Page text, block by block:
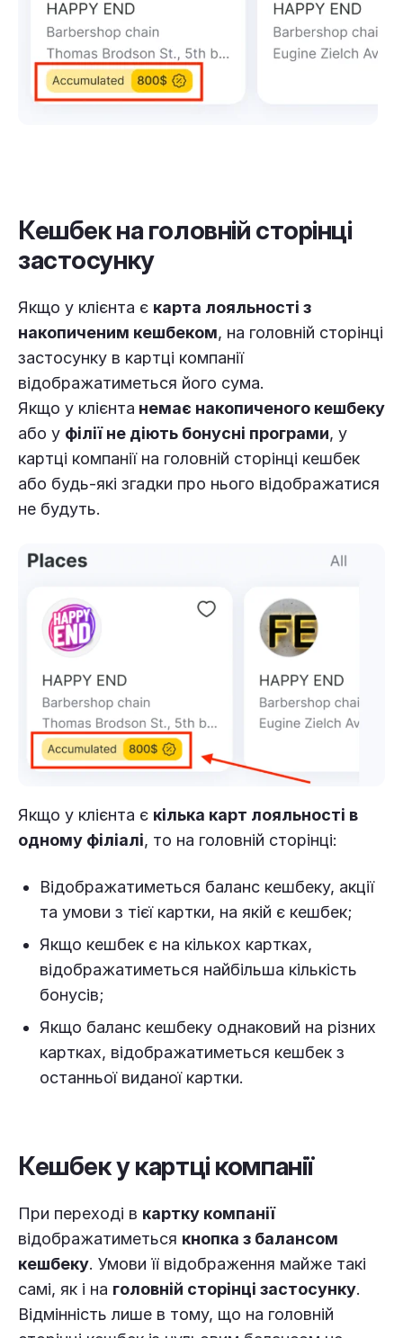
Кешбек на головній сторінці
застосунку
Якщо у клієнта є карта лояльності з
накопиченим кешбеком, на головній сторінці
застосунку в картці компанії
відображатиметься його сума.
Якщо у клієнта немає накопиченого кешбеку
або у філії не діють бонусні програми, у
картці компанії на головній сторінці кешбек
або будь-які згадки про нього відображатися
не будуть.
Якщо у клієнта є кілька карт лояльності в
одному філіалі, то на головній сторінці:
Відображатиметься баланс кешбеку, акції
та умови з тієї картки, на якій є кешбек;
Якщо кешбек є на кількох картках,
відображатиметься найбільша кількість
бонусів;
Якщо баланс кешбеку однаковий на різних
картках, відображатиметься кешбек з
останньої виданої картки.
Кешбек у картці компанії
При переході в картку компанії
відображатиметься кнопка з балансом
кешбеку. Умови її відображення майже такі
самі, як і на головній сторінці застосунку.
Відмінність лише в тому, що на головній